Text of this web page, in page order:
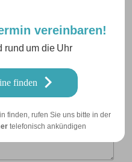
vereinbaren!
rund um die Uhr
finden
finden, rufen Sie uns bitte in der
telefonisch ankündigen